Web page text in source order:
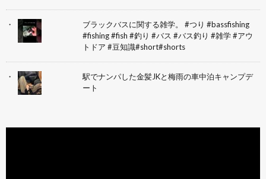
ブラックバスに関する雑学。 #つり #bassfishing
#fishing #fish #釣り #バス #バス釣り #雑学 #アウ
トドア #豆知識#short#shorts
駅でナンパした金髪JKと梅雨の車中泊キャンプデ
ート
動